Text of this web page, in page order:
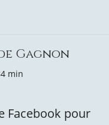
Gagnon
min
Facebook pour